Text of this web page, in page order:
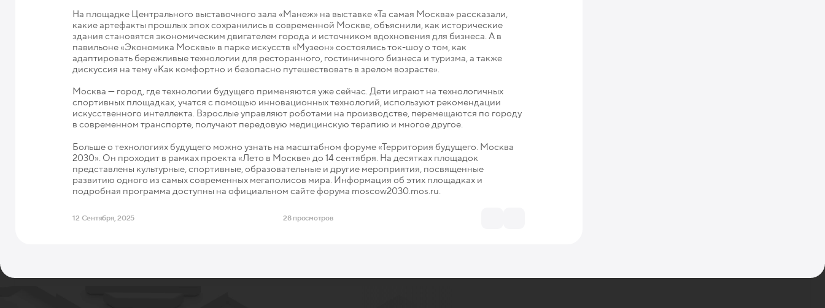
На площадке Центрального выставочного зала «Манеж» на выставке «Та самая Москва» рассказали,
какие артефакты прошлых эпох сохранились в современной Москве, объяснили, как исторические
здания становятся экономическим двигателем города и источником вдохновения для бизнеса. А в
павильоне «Экономика Москвы» в парке искусств «Музеон» состоялись ток-шоу о том, как
адаптировать бережливые технологии для ресторанного, гостиничного бизнеса и туризма, а также
дискуссия на тему «Как комфортно и безопасно путешествовать в зрелом возрасте».
Москва — город, где технологии будущего применяются уже сейчас. Дети играют на технологичных
спортивных площадках, учатся с помощью инновационных технологий, используют рекомендации
искусственного интеллекта. Взрослые управляют роботами на производстве, перемещаются по городу
в современном транспорте, получают передовую медицинскую терапию и многое другое.
Больше о технологиях будущего можно узнать на масштабном форуме «Территория будущего. Москва
2030». Он проходит в рамках проекта «Лето в Москве» до 14 сентября. На десятках площадок
представлены культурные, спортивные, образовательные и другие мероприятия, посвященные
развитию одного из самых современных мегаполисов мира. Информация об этих площадках и
подробная программа доступны на официальном сайте форума moscow2030.mos.ru.
12 Сентября, 2025 28 просмотров